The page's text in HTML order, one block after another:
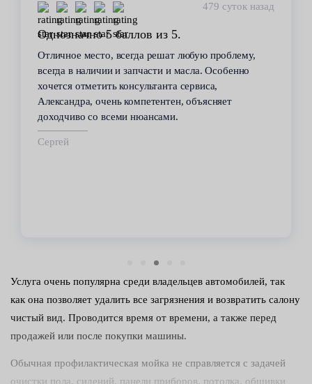
479 суток назад
Однозначно 5 баллов из 5.
Отличное место, всегда решат любую проблему,
всегда в наличии и запчасти и масла. Особенно
хочется отметить консультанта сервиса,
Александра, очень компетентен, объясняет
доходчиво со всеми нюансами.
Сергей
Услуга очень популярна среди владельцев автомобилей, так
как она позволяет удалить все загрязнения и возвратить салону
чистый вид. Проводится время от времени, а также перед
продажей или после покупки машины.
Обычная профилактическая мойка не справляется с задачей
очистки пола, сидений, панели приборов, потолка, обшивки